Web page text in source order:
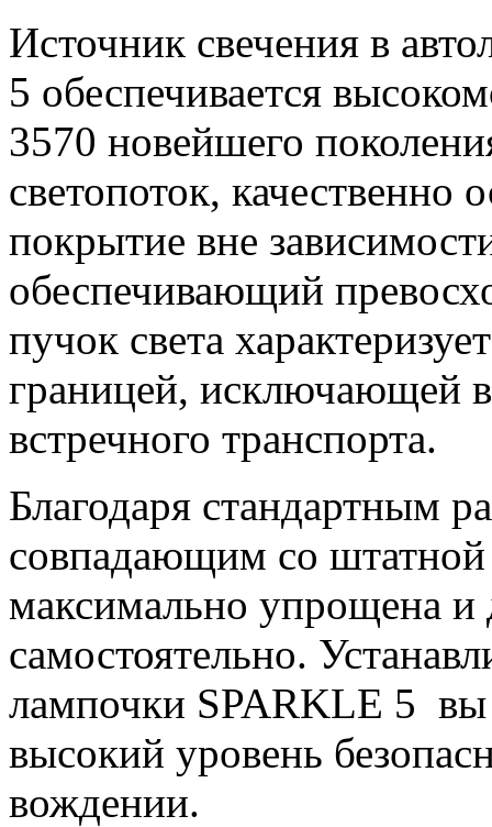
Источник свечения в
5 обеспечивается
3570 новейшего
светопоток,
покрытие вне
обеспечивающий
пучок света
границей, исключающей
встречного транспорта.
Благодаря стандартным
совпадающим со штатной
максимально упрощена и
самостоятельно.
лампочки SPARKLE 5 вы
высокий уровень
вождении.